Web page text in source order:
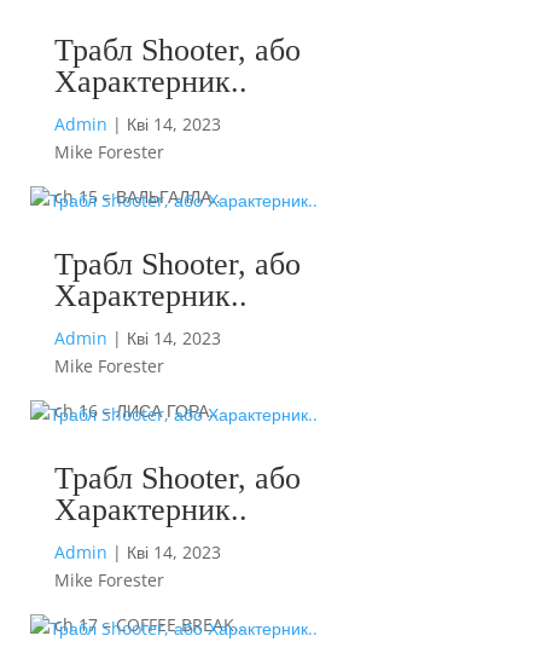
Трабл Shooter, або
Характерник..
Admin | Кві 14, 2023
Mike Forester
ch 15 – ВАЛЬГАЛЛА..
Трабл Shooter, або
Характерник..
Admin | Кві 14, 2023
Mike Forester
ch 16 – ЛИСА ГОРА..
Трабл Shooter, або
Характерник..
Admin | Кві 14, 2023
Mike Forester
ch 17 – COFFEE BREAK..